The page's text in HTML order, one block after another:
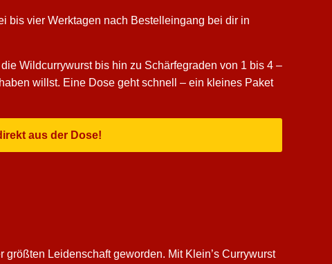
bis vier Werktagen nach Bestelleingang bei dir in
Wildcurrywurst bis hin zu Schärfegraden von 1 bis 4 –
willst. Eine Dose geht schnell – ein kleines Paket
aus der Dose!
Leidenschaft geworden. Mit Klein’s Currywurst